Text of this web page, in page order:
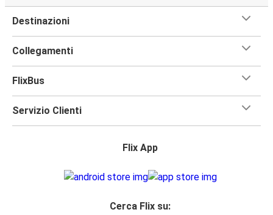
Destinazioni
Collegamenti
FlixBus
Servizio Clienti
Flix App
Cerca Flix su: